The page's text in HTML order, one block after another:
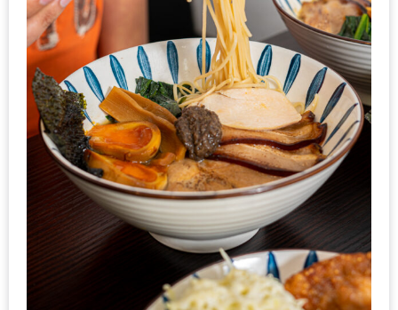
ทาน
เอง?
SHOP
TOP
10
รีวิว
ร้าน
อาหาร
ที่